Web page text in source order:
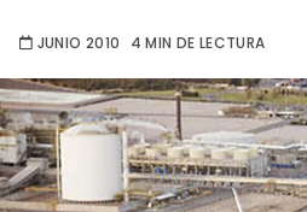
JUNIO 2010 4 MIN DE LECTURA